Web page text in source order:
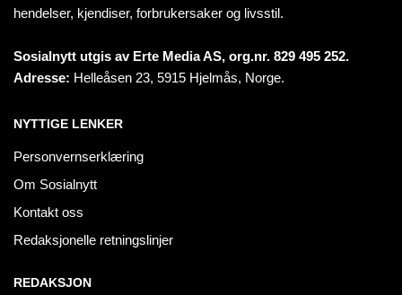
hendelser, kjendiser, forbrukersaker og livsstil.
Sosialnytt utgis av Erte Media AS, org.nr. 829 495 252.
Adresse: Helleåsen 23, 5915 Hjelmås, Norge.
NYTTIGE LENKER
Personvernserklæring
Om Sosialnytt
Kontakt oss
Redaksjonelle retningslinjer
REDAKSJON